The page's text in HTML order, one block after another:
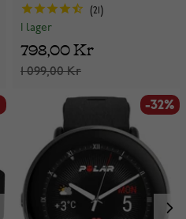
21
I lager
1 099,00 Kr
798,00 Kr
-32%